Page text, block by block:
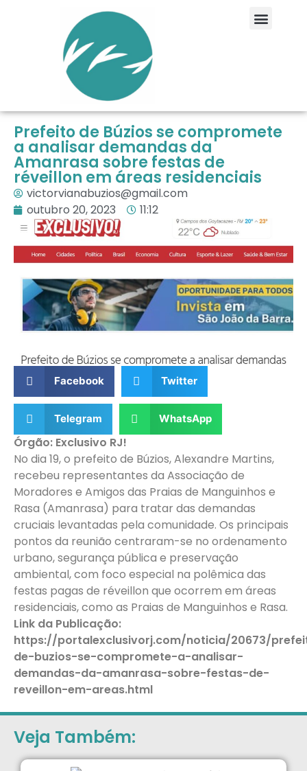
Prefeito de Búzios se compromete
a analisar demandas da
Amanrasa sobre festas de
réveillon em áreas residenciais
victorvianabuzios@gmail.com
outubro 20, 2023
11:12
Facebook Twitter
Telegram WhatsApp
Órgão: Exclusivo RJ!
No dia 19, o prefeito de Búzios, Alexandre Martins,
recebeu representantes da Associação de
Moradores e Amigos das Praias de Manguinhos e
Rasa (Amanrasa) para tratar das demandas
cruciais levantadas pela comunidade. Os principais
pontos da reunião centraram-se no ordenamento
urbano, segurança pública e preservação
ambiental, com foco especial na polêmica das
festas pagas de réveillon que ocorrem em áreas
residenciais, como as Praias de Manguinhos e Rasa.
Link da Publicação:
https://portalexclusivorj.com/noticia/20673/
de-buzios-se-compromete-a-analisar-
demandas-da-amanrasa-sobre-festas-de-
reveillon-em-areas.html
Veja Também: